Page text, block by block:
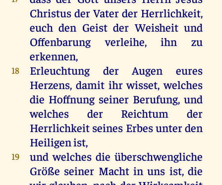
Christus der Vater der Herrlichkeit,
euch den Geist der Weisheit und
Offenbarung verleihe, ihn zu
erkennen,
18
Erleuchtung der Augen eures
Herzens, damit ihr wisset, welches
die Hoffnung seiner Berufung, und
welches der Reichtum der
Herrlichkeit seines Erbes unter den
Heiligen ist,
19
und welches die überschwengliche
Größe seiner Macht in uns ist, die